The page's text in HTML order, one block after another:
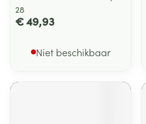
28
€ 49,93
Niet beschikbaar